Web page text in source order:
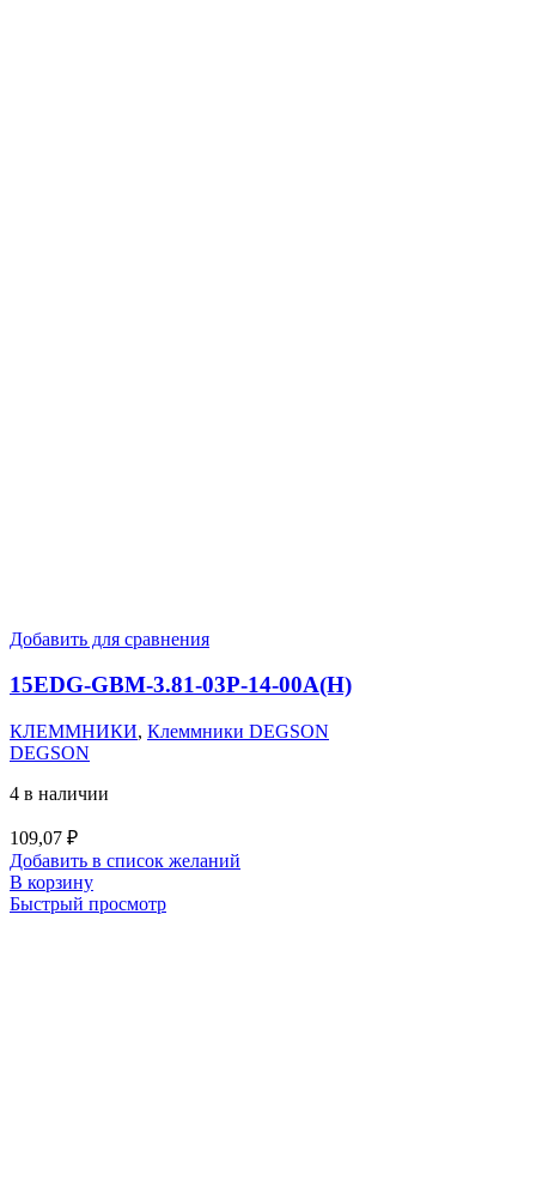
Добавить для сравнения
15EDG-GBM-3.81-03P-14-00A(H)
КЛЕММНИКИ, Клеммники DEGSON
DEGSON
4 в наличии
109,07 ₽
Добавить в список желаний
В корзину
Быстрый просмотр